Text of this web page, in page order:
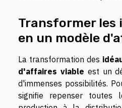
Transformer les
en un modèle
La transformation des
d'affaires viable est un
d'immenses possibilités.
signifie repenser toutes